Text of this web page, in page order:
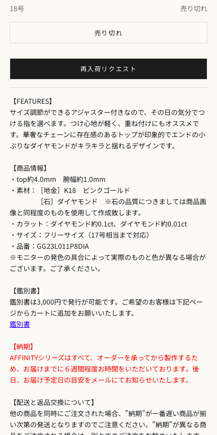
18号 売り切れ
売り切れ
再入荷リクエスト
【FEATURES】
サイズ調節ができるアジャスター付きなので、その日の気分でつ
ける指を選べます。つけ心地が軽く、重ね付けにもオススメで
す。華奢なチェーンに存在感のあるトップが印象的でエンドの小
ぶりなダイヤモンドがキラキラと揺れるデザインです。
【商品情報】
・top約4.0mm 腕幅約1.0mm
・素材：［地金］K18 ピンクゴールド
［石］ダイヤモンド ※石の品質につきましては商品画
像と同程度のものを使用して作成致します。
・カラット：ダイヤモンド約0.1ct、ダイヤモンド約0.01ct
・サイズ：フリーサイズ（17号相当まで対応）
・品番：GG23L011P8DIA
※モニターの発色の具合によって実際のものと色が異なる場合が
ございます。ご了承ください。
【鑑別書】
鑑別書は3,000円で発行が可能です。ご希望のお客様は下記ペー
ジからカートに追加をお願いいたします。
鑑別書
【納期】
AFFINITYシリーズはすべて、オーダーを承ってから製作するた
め、お届けまでに６週間程度お時間をいただいております。後
日、お届け予定日の目安をメールにてお知らせいたします。
【配送と返品交換について】
他の商品を同時にご注文された場合、”納期”が一番遅い商品が揃
い次第の発送となりますのでご注意ください。”納期”が異なる商